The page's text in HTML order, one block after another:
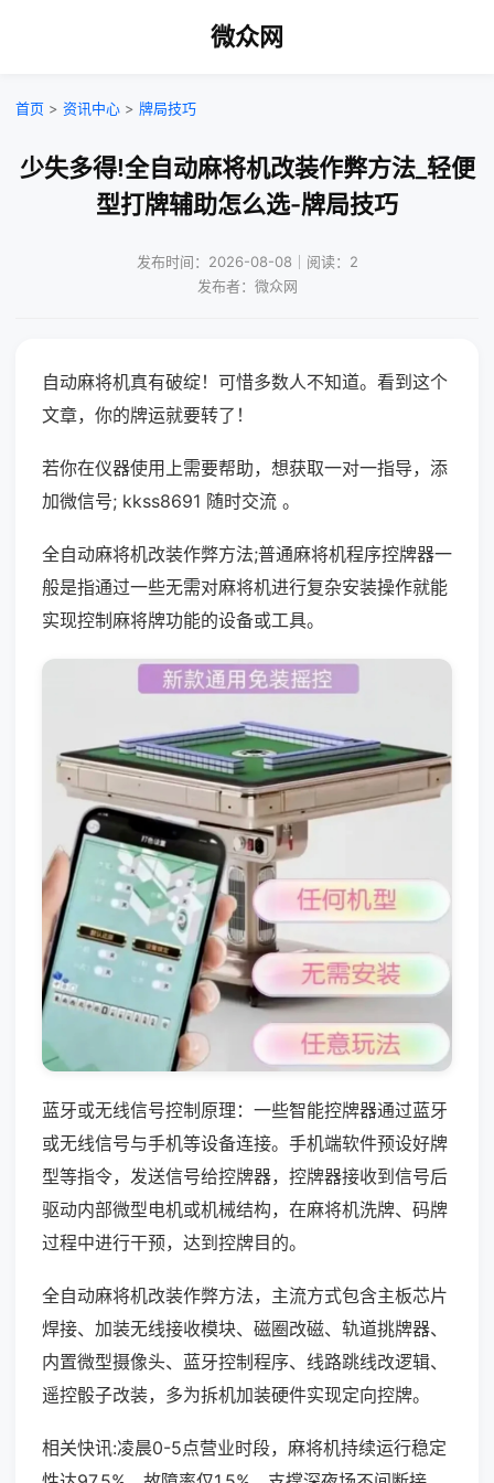
微众网
首页 > 资讯中心 > 牌局技巧
少失多得!全自动麻将机改装作弊方法_轻便
型打牌辅助怎么选-牌局技巧
发布时间：2026-08-08｜阅读：2
发布者：微众网
自动麻将机真有破绽！可惜多数人不知道。看到这个
文章，你的牌运就要转了！
若你在仪器使用上需要帮助，想获取一对一指导，添
加微信号; kkss8691 随时交流 。
全自动麻将机改装作弊方法;普通麻将机程序控牌器一
般是指通过一些无需对麻将机进行复杂安装操作就能
实现控制麻将牌功能的设备或工具。
蓝牙或无线信号控制原理：一些智能控牌器通过蓝牙
或无线信号与手机等设备连接。手机端软件预设好牌
型等指令，发送信号给控牌器，控牌器接收到信号后
驱动内部微型电机或机械结构，在麻将机洗牌、码牌
过程中进行干预，达到控牌目的。
全自动麻将机改装作弊方法，主流方式包含主板芯片
焊接、加装无线接收模块、磁圈改磁、轨道挑牌器、
内置微型摄像头、蓝牙控制程序、线路跳线改逻辑、
遥控骰子改装，多为拆机加装硬件实现定向控牌。
相关快讯:凌晨0-5点营业时段，麻将机持续运行稳定